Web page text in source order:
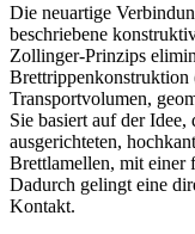
Die neuartige
beschriebene
Zollinger-Prinzips
Brettrippenkonstruktion
Transportvolumen,
Sie basiert auf der
ausgerichteten,
Brettlamellen, mit einer
Dadurch gelingt eine
Kontakt.